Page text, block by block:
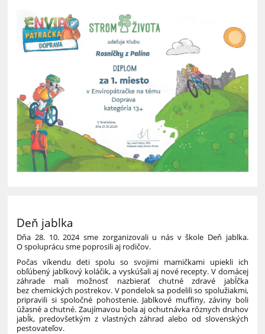
Deň jablka
Dňa 28. 10. 2024 sme zorganizovali u nás v škole Deň jablka.
O spoluprácu sme poprosili aj rodičov.
Počas víkendu deti spolu so svojimi mamičkami upiekli ich
obľúbený jablkový koláčik, a vyskúšali aj nové recepty. V domácej
záhrade mali možnosť nazbierať chutné zdravé jabĺčka
bez chemických postrekov. V pondelok sa podelili so spolužiakmi,
pripravili si spoločné pohostenie. Jablkové muffiny, záviny boli
úžasné a chutné. Zaujímavou bola aj ochutnávka rôznych druhov
jabĺk, predovšetkým z vlastných záhrad alebo od slovenských
pestovateľov.